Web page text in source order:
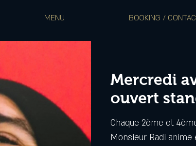
MENU BOOKING /
Mercredi
ouvert
Chaque 2ème et
Monsieur Radi